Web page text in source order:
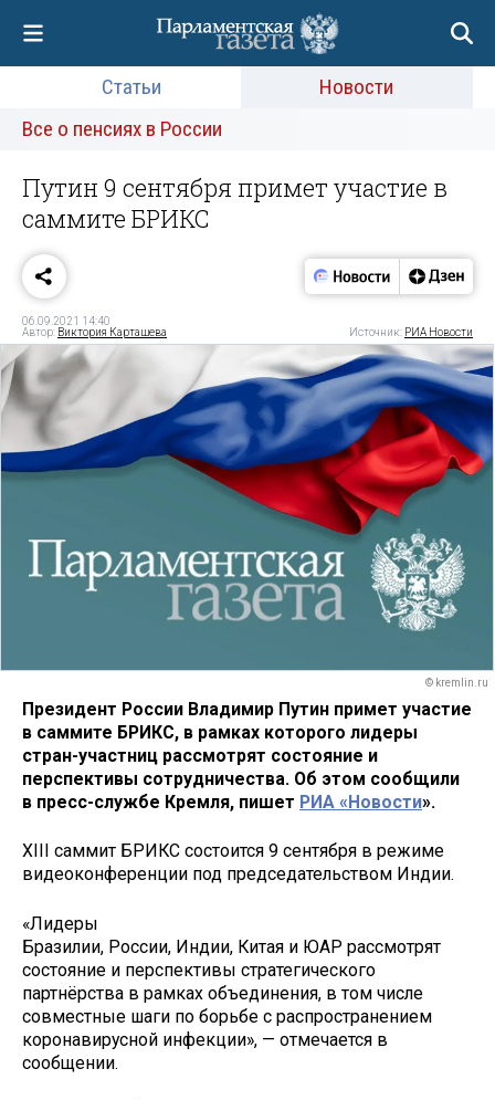
Статьи
Новости
Все о пенсиях в России
Путин 9 сентября примет участие в
саммите БРИКС
06.09.2021 14:40
Автор: Виктория Карташева Источник: РИА Новости
© kremlin.ru
Президент России Владимир Путин примет участие
в саммите БРИКС, в рамках которого лидеры
стран-участниц рассмотрят состояние и
перспективы сотрудничества. Об этом сообщили
в пресс-службе Кремля, пишет РИА «Новости».
XIII саммит БРИКС состоится 9 сентября в режиме
видеоконференции под председательством Индии.
«Лидеры
Бразилии, России, Индии, Китая и ЮАР рассмотрят
состояние и перспективы стратегического
партнёрства в рамках объединения, в том числе
совместные шаги по борьбе с распространением
коронавирусной инфекции», — отмечается в
сообщении.